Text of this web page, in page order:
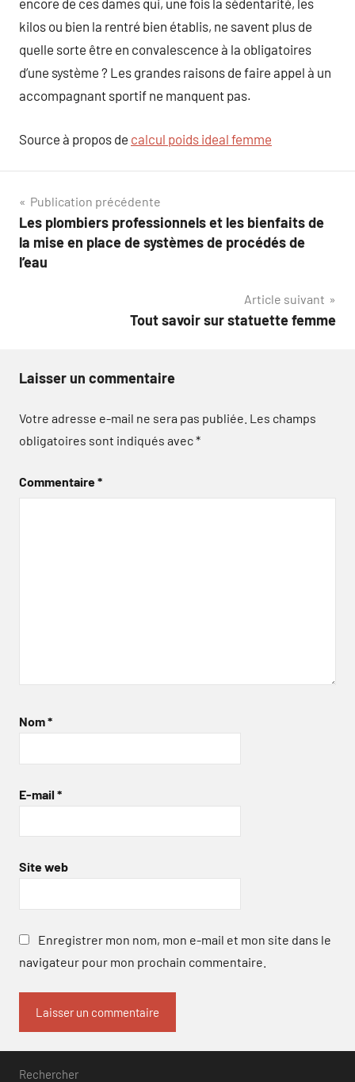
encore de ces dames qui, une fois la sédentarité, les
kilos ou bien la rentré bien établis, ne savent plus de
quelle sorte être en convalescence à la obligatoires
d’une système ? Les grandes raisons de faire appel à un
accompagnant sportif ne manquent pas.
Source à propos de calcul poids ideal femme
Navigation
de
l’article
Publication précédente
Les plombiers professionnels et les bienfaits de
la mise en place de systèmes de procédés de
l’eau
Article suivant
Tout savoir sur statuette femme
Laisser un commentaire
Votre adresse e-mail ne sera pas publiée. Les champs
obligatoires sont indiqués avec*
Commentaire*
Nom*
E-mail *
Site web
Enregistrer mon nom, mon e-mail et mon site dans le
navigateur pour mon prochain commentaire.
Rechercher